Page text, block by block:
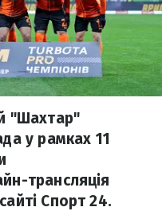
"Шахтар"
у рамках 11
трансляція
Спорт 24.